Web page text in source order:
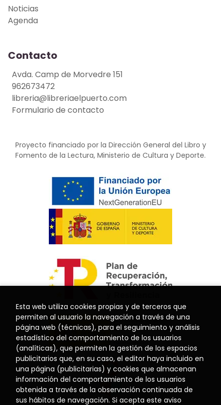
Noticias
Agenda
Contacto
Avda. Camp de Morvedre 151
962673472
libreria@libreriaelpuerto.com
Formulario de contacto
Proyecto financiado por la Dirección General del Libro y
Fomento de la Lectura, Ministerio de Cultura y Deporte.
Esta web utiliza cookies propias y de terceros que
permiten al usuario la navegación a través de una
página web (técnicas), para el seguimiento y análisis
estadístico del comportamiento de los usuarios
(analíticas), que permiten la gestión de los espacios
publicitarios que, en su caso, el editor haya incluido en
una página (publicitarias) y cookies que almacenan
información del comportamiento de los usuarios
obtenida a través de la observación continuada de
sus hábitos de navegación. Si acepta este aviso